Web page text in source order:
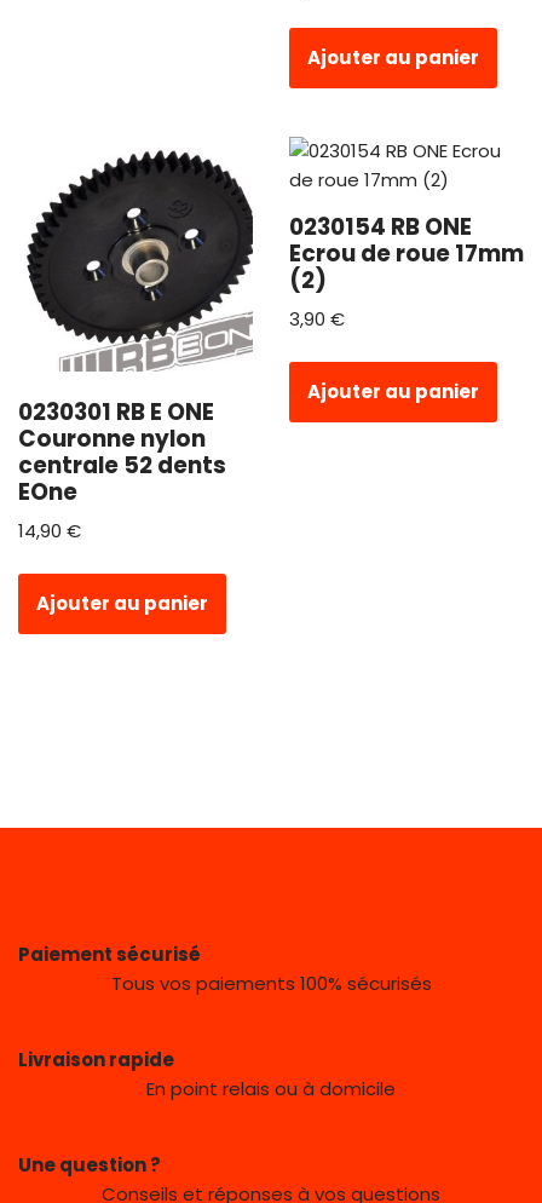
Ajouter au panier
0230301 RB E ONE
Couronne nylon
centrale 52 dents
EOne
14,90 €
Ajouter au panier
0230154 RB ONE
Ecrou de roue 17mm
(2)
3,90 €
Ajouter au panier
Paiement sécurisé
Tous vos paiements 100% sécurisés
Livraison rapide
En point relais ou à domicile
Une question ?
Conseils et réponses à vos questions